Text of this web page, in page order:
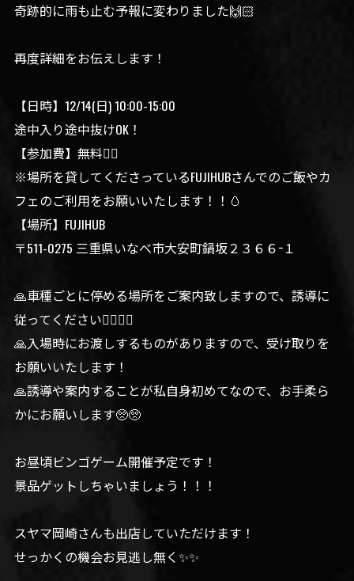
奇跡的に雨も止む予報に変わりました🙌🏻
再度詳細をお伝えします！
【日時】12/14(日) 10:00-15:00
途中入り途中抜けOK！
【参加費】無料🙆‍♀️
※場所を貸してくださっているFUJIHUBさんでのご飯やカ
フェのご利用をお願いいたします！！🥚
【場所】FUJIHUB
〒511-0275 三重県いなべ市大安町鍋坂２３６６−１
🙏車種ごとに停める場所をご案内致しますので、誘導に
従ってください🙇‍♀️🙇‍♀️
🙏入場時にお渡しするものがありますので、受け取りを
お願いいたします！
🙏誘導や案内することが私自身初めてなので、お手柔ら
かにお願いします🥺🥺
お昼頃ビンゴゲーム開催予定です！
景品ゲットしちゃいましょう！！！
スヤマ岡崎さんも出店していただけます！
せっかくの機会お見逃し無く✨️✨️